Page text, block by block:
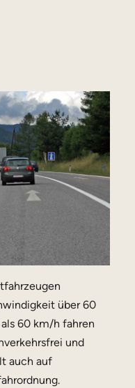
über 60
60 km/h fahren
und
auch auf